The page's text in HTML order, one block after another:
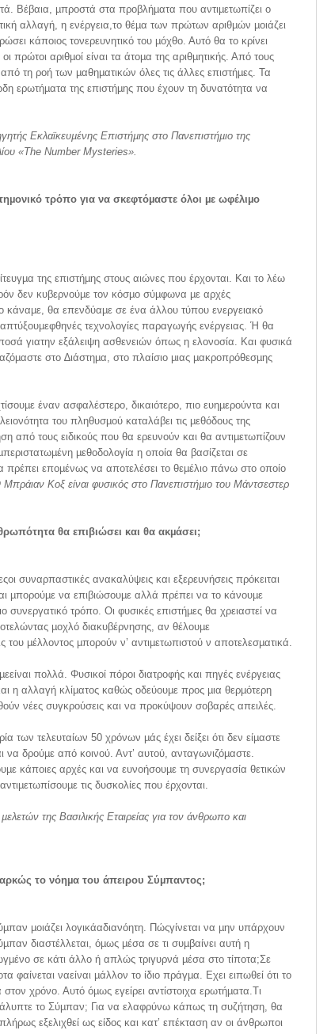
Βέβαια, µπροστά στα προβλήµατα που αντιµετωπίζει ο
αλλαγή, η ενέργεια,το θέµα των πρώτων αριθµών µοιάζει
κάποιος τονερευνητικό του µόχθο. Αυτό θα το κρίνει
οι πρώτοι αριθµοί είναι τα άτοµα της αριθµητικής. Από τους
τη ροή των µαθηµατικών όλες τις άλλες επιστήµες. Τα
ερωτήµατα της επιστήµης που έχουν τη δυνατότητα να
Εκλαϊκευµένης Επιστήµης στο Πανεπιστήµιο της
«Τhe Number Mysteries».
τρόπο για να σκεφτόµαστε όλοι µε ωφέλιµο
της επιστήµης στους αιώνες που έρχονται. Και το λέω
δεν κυβερνούµε τον κόσµο σύµφωνα µε αρχές
κάναµε, θα επενδύαµε σε ένα άλλου τύπου ενεργειακό
τεχνολογίες παραγωγής ενέργειας. Ή θα
γιατην εξάλειψη ασθενειών όπως η ελονοσία. Και φυσικά
στο ∆ιάστηµα, στο πλαίσιο µιας µακροπρόθεσµης
έναν ασφαλέστερο, δικαιότερο, πιο ευηµερούντα και
του πληθυσµού καταλάβει τις µεθόδους της
από τους ειδικούς που θα ερευνούν και θα αντιµετωπίζουν
µεθοδολογία η οποία θα βασίζεται σε
πρέπει εποµένως να αποτελέσει το θεµέλιο πάνω στο οποίο
Κοξ είναι φυσικός στο Πανεπιστήµιο του Μάντσεστερ
θα επιβιώσει και θα ακµάσει;
συναρπαστικές ανακαλύψεις και εξερευνήσεις πρόκειται
µπορούµε να επιβιώσουµε αλλά πρέπει να το κάνουµε
συνεργατικό τρόπο. Οι φυσικές επιστήµες θα χρειαστεί να
µοχλό διακυβέρνησης, αν θέλουµε
του µέλλοντος µπορούν ν’ αντιµετωπιστού ν αποτελεσµατικά.
πολλά. Φυσικοί πόροι διατροφής και πηγές ενέργειας
η αλλαγή κλίµατος καθώς οδεύουµε προς µια θερµότερη
νέες συγκρούσεις και να προκύψουν σοβαρές απειλές.
των τελευταίων 50 χρόνων µάς έχει δείξει ότι δεν είµαστε
να δρούµε από κοινού. Αντ’ αυτού, ανταγωνιζόµαστε.
κάποιες αρχές και να ευνοήσουµε τη συνεργασία θετικών
τις δυσκολίες που έρχονται.
της Βασιλικής Εταιρείας για τον άνθρωπο και
το νόηµα του άπειρου Σύµπαντος;
µοιάζει λογικάαδιανόητη. Πώςγίνεται να µην υπάρχουν
διαστέλλεται, όµως µέσα σε τι συµβαίνει αυτή η
σε κάτι άλλο ή απλώς τριγυρνά µέσα στο τίποτα;Σε
φαίνεται ναείναι µάλλον το ίδιο πράγµα. Εχει ειπωθεί ότι το
χρόνο. Αυτό όµως εγείρει αντίστοιχα ερωτήµατα.Τι
το Σύµπαν; Για να ελαφρύνω κάπως τη συζήτηση, θα
εξελιχθεί ως είδος και κατ’ επέκταση αν οι άνθρωποι